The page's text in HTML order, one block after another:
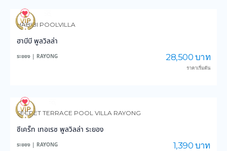
94
HABIBI POOLVILLA
ฮาบีบี พูลวิลล่า
ระยอง | RAYONG 28,500 บาท
ราคาเริ่มต้น
116
SECRET TERRACE POOL VILLA RAYONG
ซีเคร็ท เทอเรซ พูลวิลล่า ระยอง
ระยอง | RAYONG 1,390 บาท